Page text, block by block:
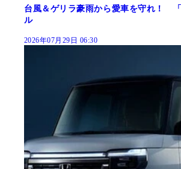
台風＆ゲリラ豪雨から愛車を守れ！
ル
2026年07月29日 06:30